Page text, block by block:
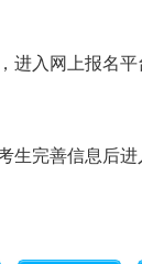
进入网上报名平
生完善信息后